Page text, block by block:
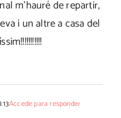
m'hauré de repartir,
i un altre a casa del
Accede para responder